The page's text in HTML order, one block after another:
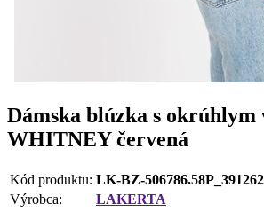
Dámska blúzka s okrúhlym
WHITNEY červená
Kód produktu: LK-BZ-506786.58P_391262
Výrobca:
LAKERTA